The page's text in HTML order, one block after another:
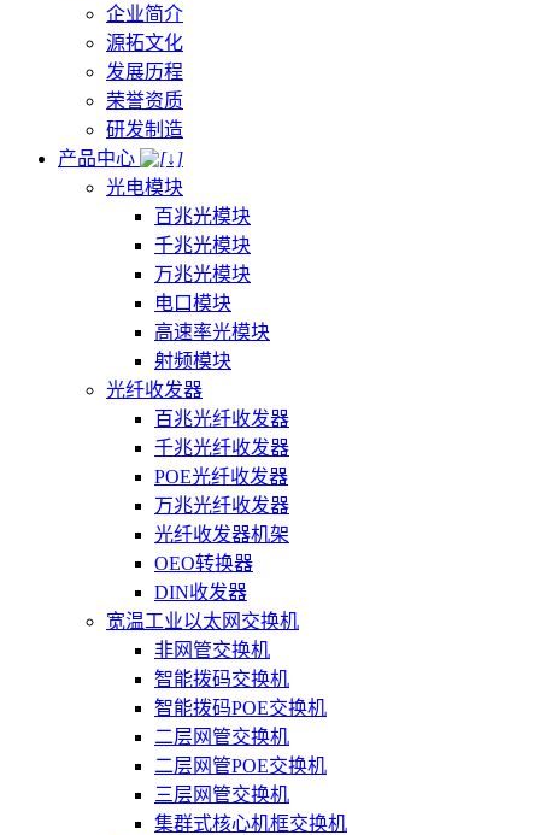
企业简介
源拓文化
发展历程
荣誉资质
研发制造
产品中心
光电模块
百兆光模块
千兆光模块
万兆光模块
电口模块
高速率光模块
射频模块
光纤收发器
百兆光纤收发器
千兆光纤收发器
POE光纤收发器
万兆光纤收发器
光纤收发器机架
OEO转换器
DIN收发器
宽温工业以太网交换机
非网管交换机
智能拨码交换机
智能拨码POE交换机
二层网管交换机
二层网管POE交换机
三层网管交换机
集群式核心机框交换机